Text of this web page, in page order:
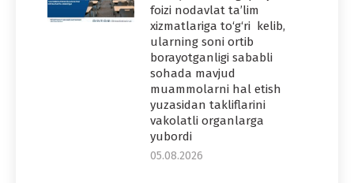
foizi nodavlat ta’lim
xizmatlariga to‘g‘ri kelib,
ularning soni ortib
borayotganligi sababli
sohada mavjud
muammolarni hal etish
yuzasidan takliflarini
vakolatli organlarga
yubordi
05.08.2026